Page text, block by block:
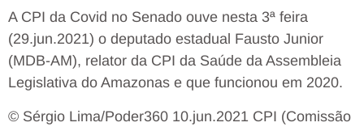
A CPI da Covid no Senado ouve nesta 3ª feira
(29.jun.2021) o deputado estadual Fausto Junior
(MDB-AM), relator da CPI da Saúde da Assembleia
Legislativa do Amazonas e que funcionou em 2020.
© Sérgio Lima/Poder360 10.jun.2021 CPI (Comissão